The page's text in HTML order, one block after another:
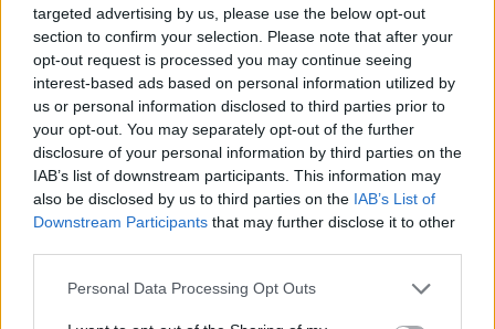
targeted advertising by us, please use the below opt-out
section to confirm your selection. Please note that after your
opt-out request is processed you may continue seeing
interest-based ads based on personal information utilized by
us or personal information disclosed to third parties prior to
your opt-out. You may separately opt-out of the further
disclosure of your personal information by third parties on the
IAB’s list of downstream participants. This information may
also be disclosed by us to third parties on the IAB’s List of
Downstream Participants that may further disclose it to other
Personal Data Processing Opt Outs
Előzmény:#856 Vicus2000
Nem, már visszajött!
Újra ki kell választani a listából!
0 0 Válasz erre
bitKain
2025. 08. 08. 10:40
Előzmény:#856 Vicus2000
"A Tőzsde 21/Xtend/2025. számú határozata az OXO
Technologies Holding N.V. Törzsrészvények tőzsdei